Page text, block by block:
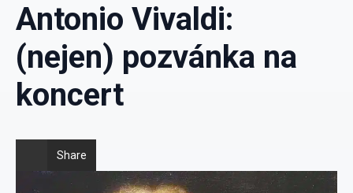
Antonio Vivaldi:
(nejen) pozvánka na
koncert
Share